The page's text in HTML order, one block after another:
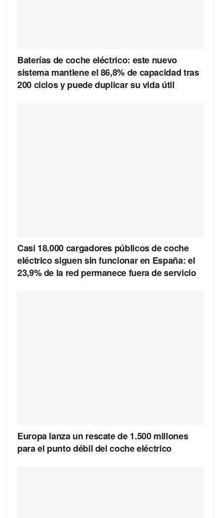
Baterías de coche eléctrico: este nuevo
sistema mantiene el 86,8% de capacidad tras
200 ciclos y puede duplicar su vida útil
Casi 18.000 cargadores públicos de coche
eléctrico siguen sin funcionar en España: el
23,9% de la red permanece fuera de servicio
Europa lanza un rescate de 1.500 millones
para el punto débil del coche eléctrico